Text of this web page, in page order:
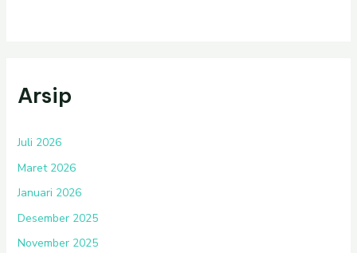
Arsip
Juli 2026
Maret 2026
Januari 2026
Desember 2025
November 2025